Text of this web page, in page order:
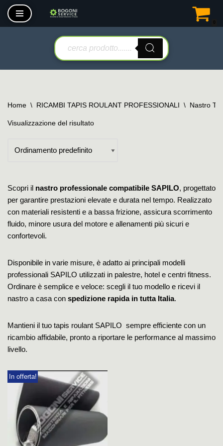
Vai
Home \ RICAMBI TAPIS ROULANT PROFESSIONALI \ Nastro
Visualizzazione del risultato
Scopri il nastro professionale compatibile SAPILO, progettato
per garantire prestazioni elevate e durata nel tempo. Realizzato
con materiali resistenti e a bassa frizione, assicura scorrimento
fluido, minore usura del motore e allenamenti più sicuri e
confortevoli.
Disponibile in varie misure, è adatto ai principali modelli
professionali SAPILO utilizzati in palestre, hotel e centri fitness.
Ordinare è semplice e veloce: scegli il tuo modello e ricevi il
nastro a casa con spedizione rapida in tutta Italia.
Mantieni il tuo tapis roulant SAPILO sempre efficiente con un
ricambio affidabile, pronto a riportare le performance al massimo
livello.
In offerta!